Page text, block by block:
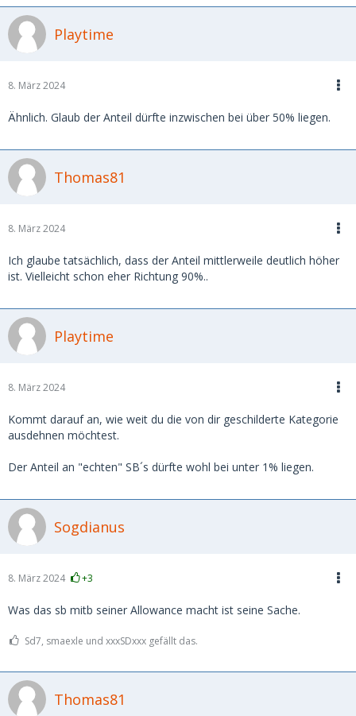
Playtime
8. März 2024
Ähnlich. Glaub der Anteil dürfte inzwischen bei über 50% liegen.
Thomas81
8. März 2024
Ich glaube tatsächlich, dass der Anteil mittlerweile deutlich höher
ist. Vielleicht schon eher Richtung 90%..
Playtime
8. März 2024
Kommt darauf an, wie weit du die von dir geschilderte Kategorie
ausdehnen möchtest.
Der Anteil an "echten" SB´s dürfte wohl bei unter 1% liegen.
Sogdianus
8. März 2024 +3
Was das sb mitb seiner Allowance macht ist seine Sache.
Sd7, smaexle und xxxSDxxx gefällt das.
Thomas81